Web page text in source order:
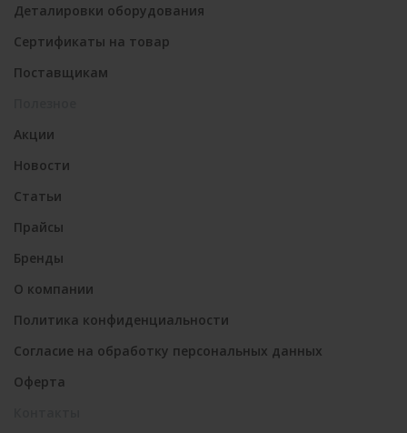
Деталировки оборудования
Сертификаты на товар
Поставщикам
Акции
Новости
Статьи
Прайсы
Бренды
О компании
Политика конфиденциальности
Согласие на обработку персональных данных
Оферта